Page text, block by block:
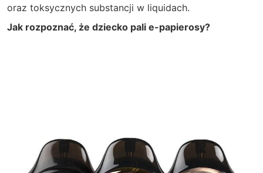
oraz toksycznych substancji w liquidach.
Jak rozpoznać, że dziecko pali e-papierosy?